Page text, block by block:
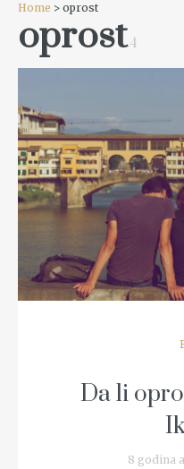
Home > oprost
oprost4
Da li
8 godina